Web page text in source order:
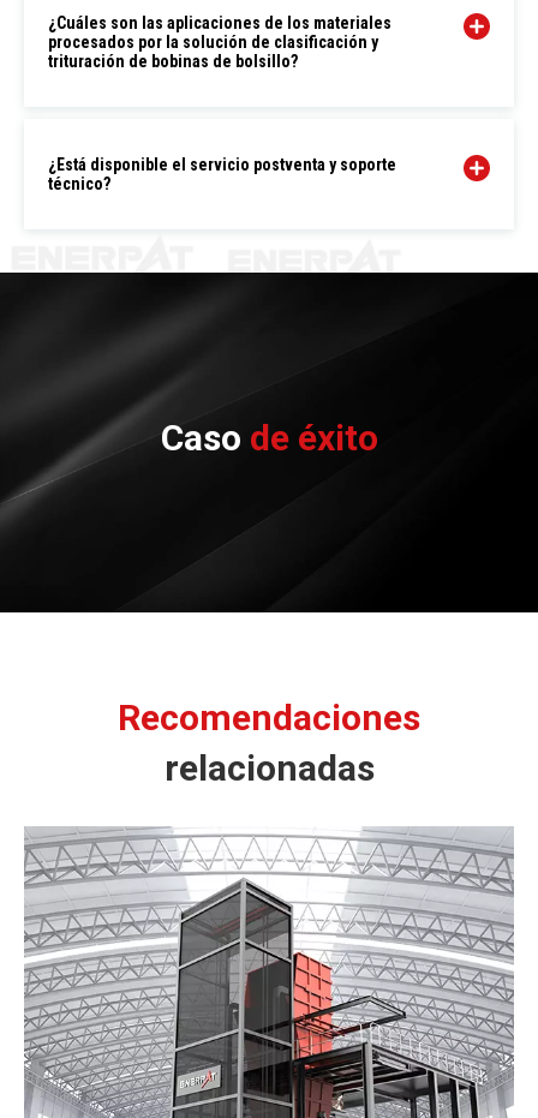
¿Cuáles son las aplicaciones de los materiales
procesados ​​por la solución de clasificación y
trituración de bobinas de bolsillo?
¿Está disponible el servicio postventa y soporte
técnico?
Caso de éxito
Recomendaciones
relacionadas